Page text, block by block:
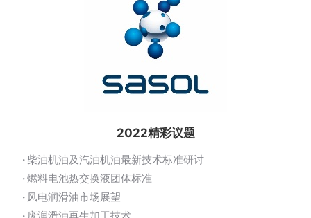
2022精彩议题
· 柴油机油及汽油机油最新技术标准研讨
·燃料电池热交换液团体标准
· 风电润滑油市场展望